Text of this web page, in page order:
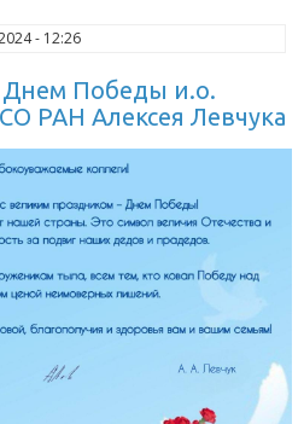
- 12:26
Днем Победы и.о.
РАН Алексея Левчука